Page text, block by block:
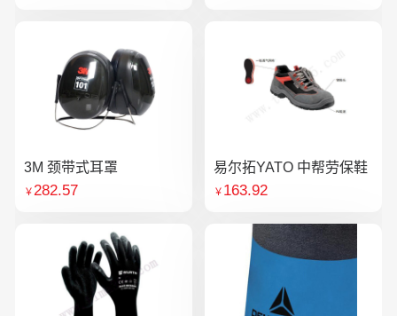
3M 颈带式耳罩
￥282.57
易尔拓YATO 中帮劳保鞋
￥ 163.92